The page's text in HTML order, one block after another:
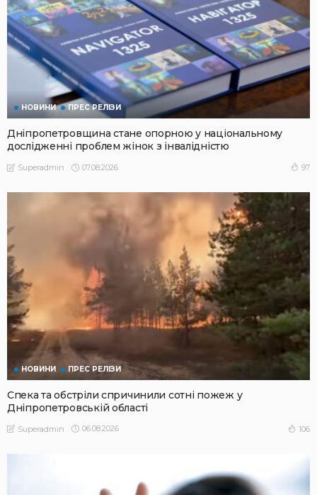
НОВИНИ ПРЕС РЕЛІЗИ
Дніпропетровщина стане опорною у національному
дослідженні проблем жінок з інвалідністю
Superadmin 07.08.2026 97
НОВИНИ ПРЕС РЕЛІЗИ
Спека та обстріли спричинили сотні пожеж у
Дніпропетровській області
Superadmin 06.08.2026 106